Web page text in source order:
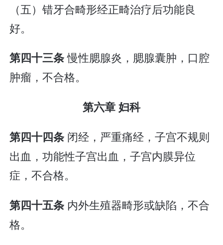
（五）错牙合畸形经正畸治疗后功能良
好。
第四十三条慢性腮腺炎，腮腺囊肿，口腔
肿瘤，不合格。
第六章 妇科
第四十四条 闭经，严重痛经，子宫不规则
出血，功能性子宫出血，子宫内膜异位
症，不合格。
第四十五条 内外生殖器畸形或缺陷，不合
格。